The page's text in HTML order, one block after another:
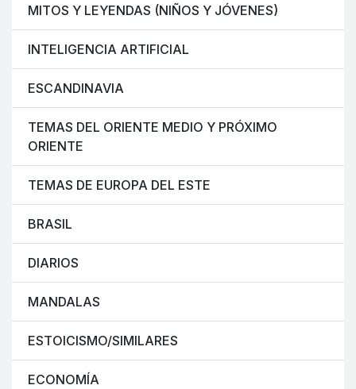
MITOS Y LEYENDAS (NIÑOS Y JÓVENES)
INTELIGENCIA ARTIFICIAL
ESCANDINAVIA
TEMAS DEL ORIENTE MEDIO Y PRÓXIMO
ORIENTE
TEMAS DE EUROPA DEL ESTE
BRASIL
DIARIOS
MANDALAS
ESTOICISMO/SIMILARES
ECONOMÍA